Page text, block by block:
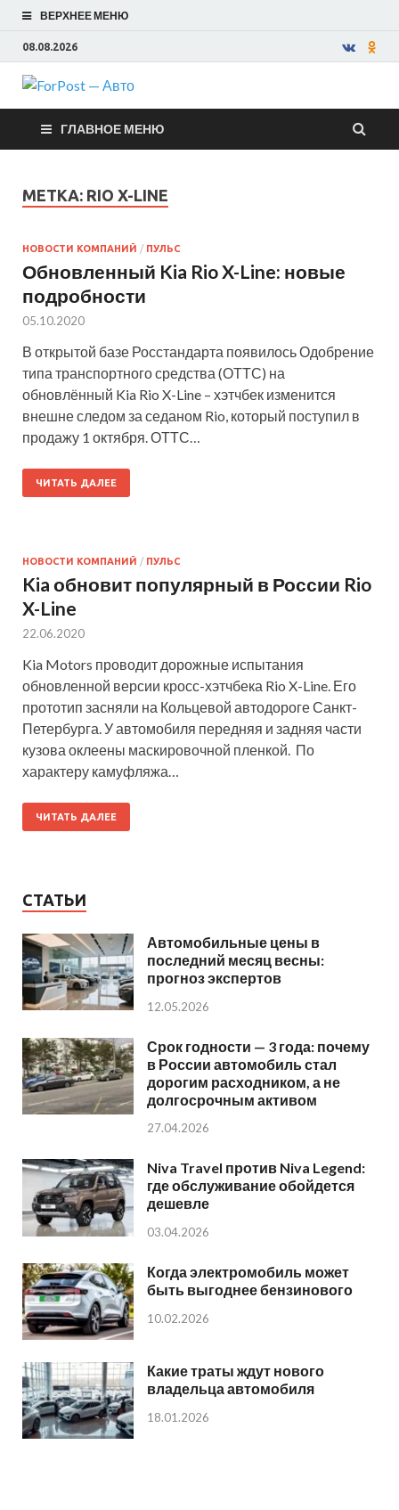
ВЕРХНЕЕ МЕНЮ
08.08.2026
ForPost —
Авто
ГЛАВНОЕ МЕНЮ
МЕТКА: RIO X-LINE
НОВОСТИ КОМПАНИЙ / ПУЛЬС
Обновленный Kia Rio X-Line: новые
подробности
05.10.2020
В открытой базе Росстандарта появилось Одобрение
типа транспортного средства (ОТТС) на
обновлённый Kia Rio X-Line – хэтчбек изменится
внешне следом за седаном Rio, который поступил в
продажу 1 октября. ОТТС…
ЧИТАТЬ ДАЛЕЕ
НОВОСТИ КОМПАНИЙ / ПУЛЬС
Kia обновит популярный в России Rio
X-Line
22.06.2020
Kia Motors проводит дорожные испытания
обновленной версии кросс-хэтчбека Rio X-Line. Его
прототип засняли на Кольцевой автодороге Санкт-
Петербурга. У автомобиля передняя и задняя части
кузова оклеены маскировочной пленкой. По
характеру камуфляжа…
ЧИТАТЬ ДАЛЕЕ
СТАТЬИ
Автомобильные цены в
последний месяц весны:
прогноз экспертов
12.05.2026
Срок годности — 3 года: почему
в России автомобиль стал
дорогим расходником, а не
долгосрочным активом
27.04.2026
Niva Travel против Niva Legend:
где обслуживание обойдется
дешевле
03.04.2026
Когда электромобиль может
быть выгоднее бензинового
10.02.2026
Какие траты ждут нового
владельца автомобиля
18.01.2026